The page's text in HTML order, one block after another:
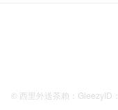
© 西里外送茶賴：GleezyID